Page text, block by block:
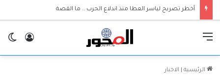
أخطر تصريح لياسر العطا منذ اندلاع الحرب .. ما القصة
الرئيسية الاخبار